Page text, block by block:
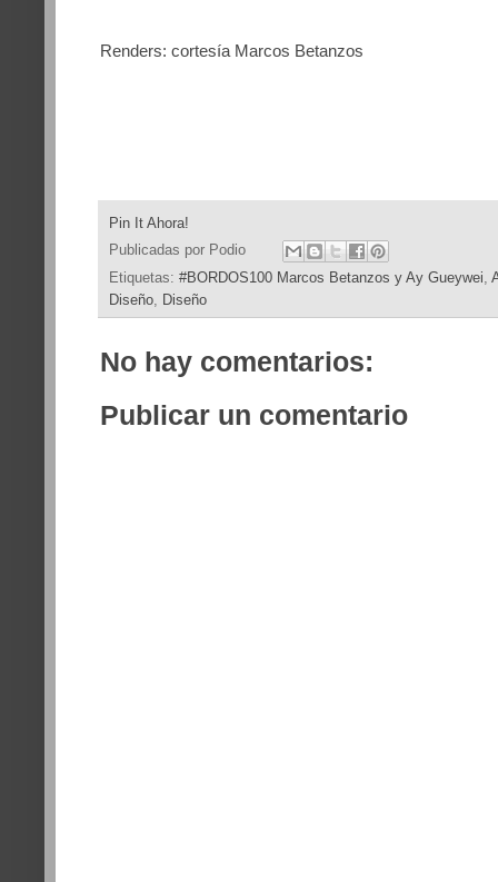
Renders: cortesía Marcos Betanzos
Pin It Ahora!
Publicadas por Podio
Etiquetas: #BORDOS100 Marcos Betanzos y Ay Gueywei,
Diseño, Diseño
No hay comentarios:
Publicar un comentario